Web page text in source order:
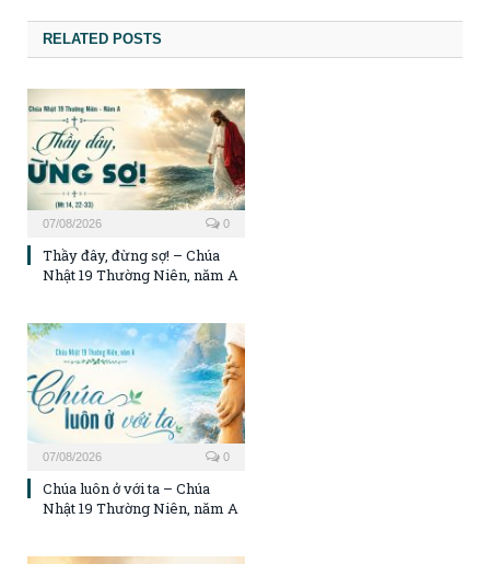
RELATED POSTS
07/08/2026 0
Thầy đây, đừng sợ! – Chúa
Nhật 19 Thường Niên, năm A
07/08/2026 0
Chúa luôn ở với ta – Chúa
Nhật 19 Thường Niên, năm A